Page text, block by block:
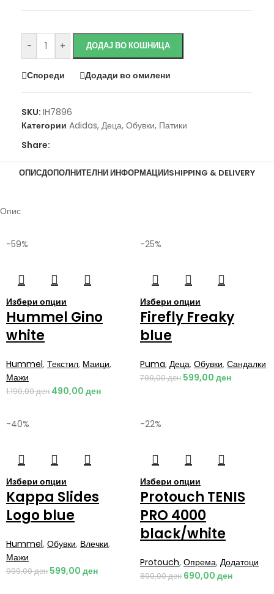
- + ДОДАЈ ВО КОШНИЦА
Спореди Додади во омилени
SKU: IH7896
Категории Adidas, Деца, Обувки, Патики
Share:
ОПИСДОПОЛНИТЕЛНИ ИНФОРМАЦИИSHIPPING & DELIVERY
Опис
-59%
Избери опции
Hummel Gino
white
Hummel, Текстил, Маици,
Мажи
1.190,00ден 490,00 ден
-25%
Избери опции
Firefly Freaky
blue
Puma, Деца, Обувки, Сандалки
799,00ден 599,00 ден
-40%
Избери опции
Kappa Slides
Logo blue
Hummel, Обувки, Влечки,
Мажи
999,00ден 599,00 ден
-22%
Избери опции
Protouch TENIS
PRO 4000
black/white
Protouch, Опрема, Додатоци
890,00ден 690,00 ден